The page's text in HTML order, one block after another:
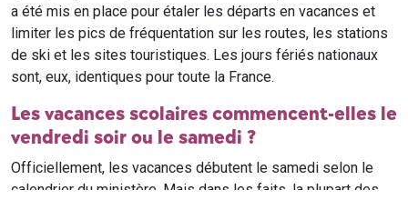
a été mis en place pour étaler les départs en vacances et
limiter les pics de fréquentation sur les routes, les stations
de ski et les sites touristiques. Les jours fériés nationaux
sont, eux, identiques pour toute la France.
Les vacances scolaires commencent-elles le
vendredi soir ou le samedi ?
Officiellement, les vacances débutent le samedi selon le
calendrier du ministère. Mais dans les faits, la plupart des